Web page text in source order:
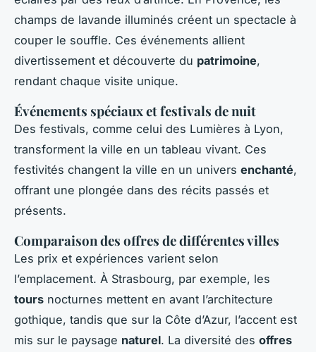
champs de lavande illuminés créent un spectacle à
couper le souffle. Ces événements allient
divertissement et découverte du patrimoine,
rendant chaque visite unique.
Événements spéciaux et festivals de nuit
Des festivals, comme celui des Lumières à Lyon,
transforment la ville en un tableau vivant. Ces
festivités changent la ville en un univers enchanté,
offrant une plongée dans des récits passés et
présents.
Comparaison des offres de différentes villes
Les prix et expériences varient selon
l’emplacement. À Strasbourg, par exemple, les
tours nocturnes mettent en avant l’architecture
gothique, tandis que sur la Côte d’Azur, l’accent est
mis sur le paysage naturel. La diversité des offres